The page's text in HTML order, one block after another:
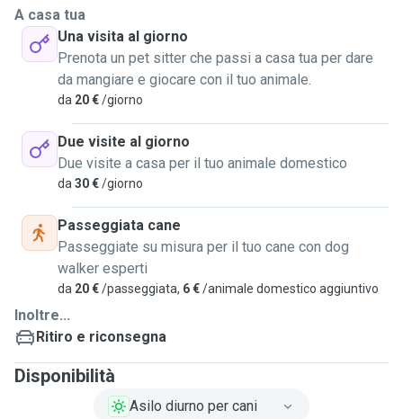
somministrare l’insulina, seguire una dieta mirata e
riconoscere segnali importanti nel comportamento.
serenità in ogni momento.
A casa tua
Una visita al giorno
Prenota un pet sitter che passi a casa tua per dare
da mangiare e giocare con il tuo animale.
da 20 €/giorno
Due visite al giorno
Due visite a casa per il tuo animale domestico
da 30 €/giorno
Passeggiata cane
Passeggiate su misura per il tuo cane con dog
walker esperti
da 20 €/passeggiata, 6 €/animale domestico aggiuntivo
Inoltre...
Ritiro e riconsegna
Disponibilità
Asilo diurno per cani